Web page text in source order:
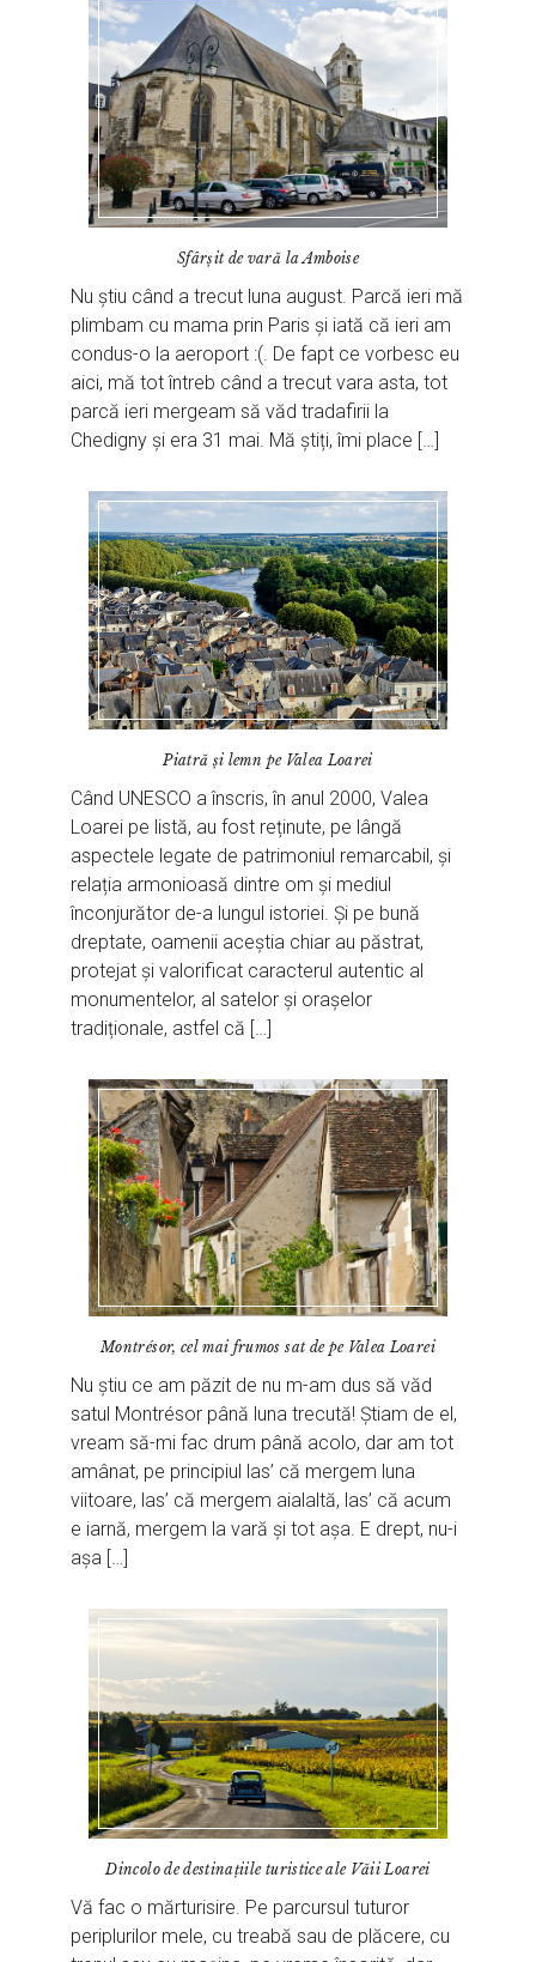
Sfârșit de vară la Amboise
Nu știu când a trecut luna august. Parcă ieri mă
plimbam cu mama prin Paris și iată că ieri am
condus-o la aeroport :(. De fapt ce vorbesc eu
aici, mă tot întreb când a trecut vara asta, tot
parcă ieri mergeam să văd tradafirii la
Chedigny și era 31 mai. Mă știți, îmi place […]
Piatră și lemn pe Valea Loarei
Când UNESCO a înscris, în anul 2000, Valea
Loarei pe listă, au fost reținute, pe lângă
aspectele legate de patrimoniul remarcabil, și
relația armonioasă dintre om și mediul
înconjurător de-a lungul istoriei. Și pe bună
dreptate, oamenii aceștia chiar au păstrat,
protejat și valorificat caracterul autentic al
monumentelor, al satelor și orașelor
tradiționale, astfel că […]
Montrésor, cel mai frumos sat de pe Valea Loarei
Nu știu ce am păzit de nu m-am dus să văd
satul Montrésor până luna trecută! Știam de el,
vream să-mi fac drum până acolo, dar am tot
amânat, pe principiul las’ că mergem luna
viitoare, las’ că mergem aialaltă, las’ că acum
e iarnă, mergem la vară și tot așa. E drept, nu-i
așa […]
Dincolo de destinaţiile turistice ale Văii Loarei
Vă fac o mărturisire. Pe parcursul tuturor
periplurilor mele, cu treabă sau de plăcere, cu